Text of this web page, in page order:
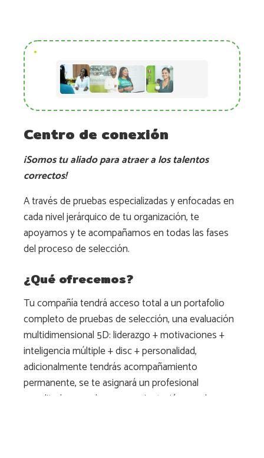
Centro de conexión
¡Somos tu aliado para atraer a los talentos
correctos!
A través de pruebas especializadas y enfocadas en
cada nivel jerárquico de tu organización, te
apoyamos y te acompañamos en todas las fases
del proceso de selección.
¿Qué ofrecemos?
Tu compañía tendrá acceso total a un portafolio
completo de pruebas de selección, una evaluación
multidimensional 5D: liderazgo + motivaciones +
inteligencia múltiple + disc + personalidad,
adicionalmente tendrás acompañamiento
permanente, se te asignará un profesional
acreditado para el apoyo y orientación para la